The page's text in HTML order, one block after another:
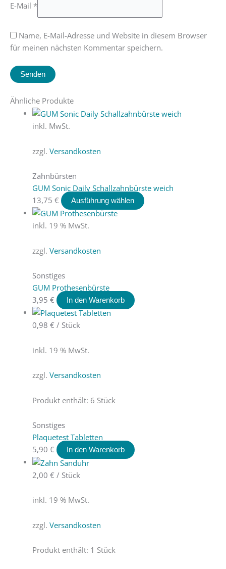
E-Mail *
Name, E-Mail-Adresse und Website in diesem Browser
für meinen nächsten Kommentar speichern.
Ähnliche Produkte
inkl. MwSt.
zzgl. Versandkosten
Zahnbürsten
GUM Sonic Daily Schallzahnbürste weich
13,75 € Ausführung wählen
inkl. 19 % MwSt.
zzgl. Versandkosten
Sonstiges
GUM Prothesenbürste
3,95 € In den Warenkorb
0,98 € / Stück
inkl. 19 % MwSt.
zzgl. Versandkosten
Produkt enthält: 6 Stück
Sonstiges
Plaquetest Tabletten
5,90 € In den Warenkorb
2,00 € / Stück
inkl. 19 % MwSt.
zzgl. Versandkosten
Produkt enthält: 1 Stück